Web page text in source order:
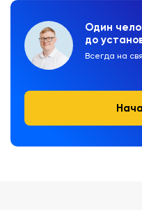
Один
до
Всегда на